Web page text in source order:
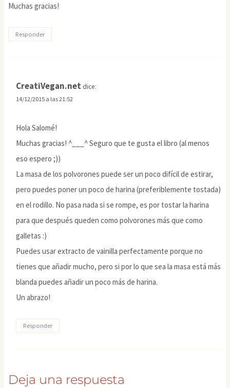
Muchas gracias!
Responder
CreatiVegan.net dice:
14/12/2015 a las 21:52
Hola Salomé!
Muchas gracias! ^___^ Seguro que te gusta el libro (al menos
eso espero ;))
La masa de los polvorones puede ser un poco difícil de estirar,
pero puedes poner un poco de harina (preferiblemente tostada)
en el rodillo. No pasa nada si se rompe, es por tostar la harina
para que después queden como polvorones más que como
galletas :)
Puedes usar extracto de vainilla perfectamente porque no
tienes que añadir mucho, pero si por lo que sea la masa está más
blanda puedes añadir un poco más de harina.
Un abrazo!
Responder
Deja una respuesta